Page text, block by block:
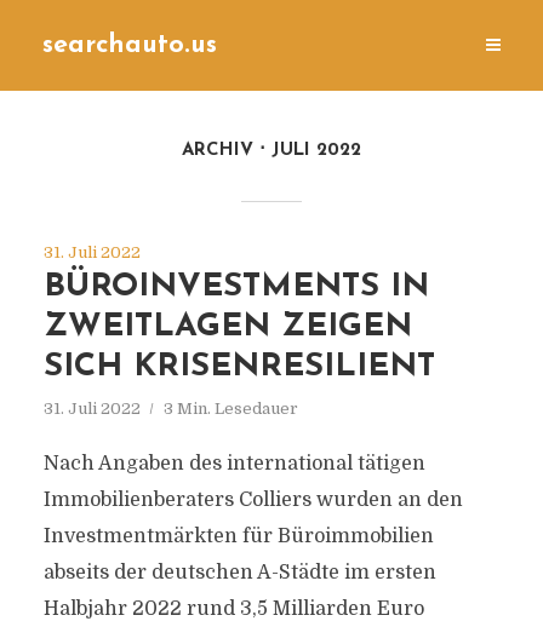
searchauto.us
ARCHIV JULI 2022
31. Juli 2022
BÜROINVESTMENTS IN
ZWEITLAGEN ZEIGEN
SICH KRISENRESILIENT
31. Juli 2022 3 Min. Lesedauer
Nach Angaben des international tätigen
Immobilienberaters Colliers wurden an den
Investmentmärkten für Büroimmobilien
abseits der deutschen A-Städte im ersten
Halbjahr 2022 rund 3,5 Milliarden Euro